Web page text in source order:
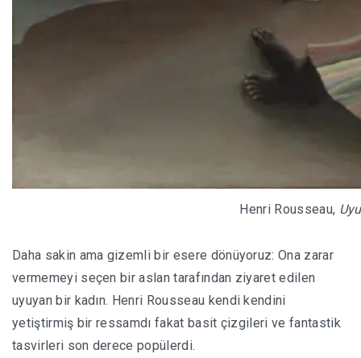
Henri Rousseau,
Daha sakin ama gizemli bir esere dönüyoruz: Ona zarar
vermemeyi seçen bir aslan tarafından ziyaret edilen
uyuyan bir kadın. Henri Rousseau kendi kendini
yetiştirmiş bir ressamdı fakat basit çizgileri ve fantastik
tasvirleri son derece popülerdi.